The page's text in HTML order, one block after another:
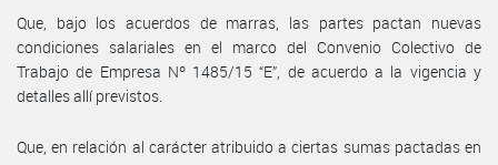
Que, bajo los acuerdos de marras, las partes pactan nuevas
condiciones salariales en el marco del Convenio Colectivo de
Trabajo de Empresa Nº 1485/15 “E”, de acuerdo a la vigencia y
detalles allí previstos.
Que, en relación al carácter atribuido a ciertas sumas pactadas en